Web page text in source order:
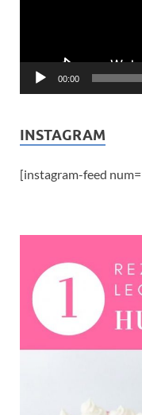
00:00
INSTAGRAM
[instagram-feed